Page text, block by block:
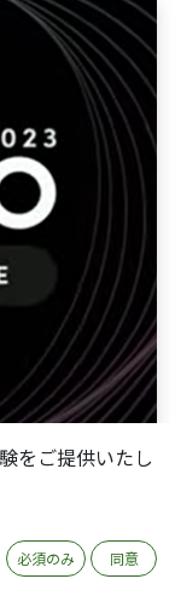
開催され、
をご提供いたし
必須のみ 同意